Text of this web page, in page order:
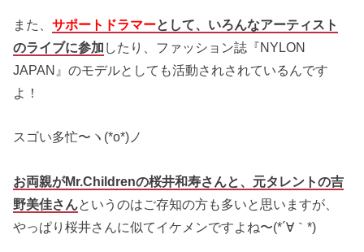
また、サポートドラマーとして、いろんなアーティスト
のライブに参加 したり、ファッション誌『NYLON
JAPAN』のモデルとしても活動されされているんです
よ！
スゴい多忙〜ヽ(*o*)ノ
お両親がMr.Childrenの桜井和寿さんと、元タレントの吉
野美佳さん というのはご存知の方も多いと思いますが、
やっぱり桜井さんに似てイケメンですよね〜(*´∀｀*)